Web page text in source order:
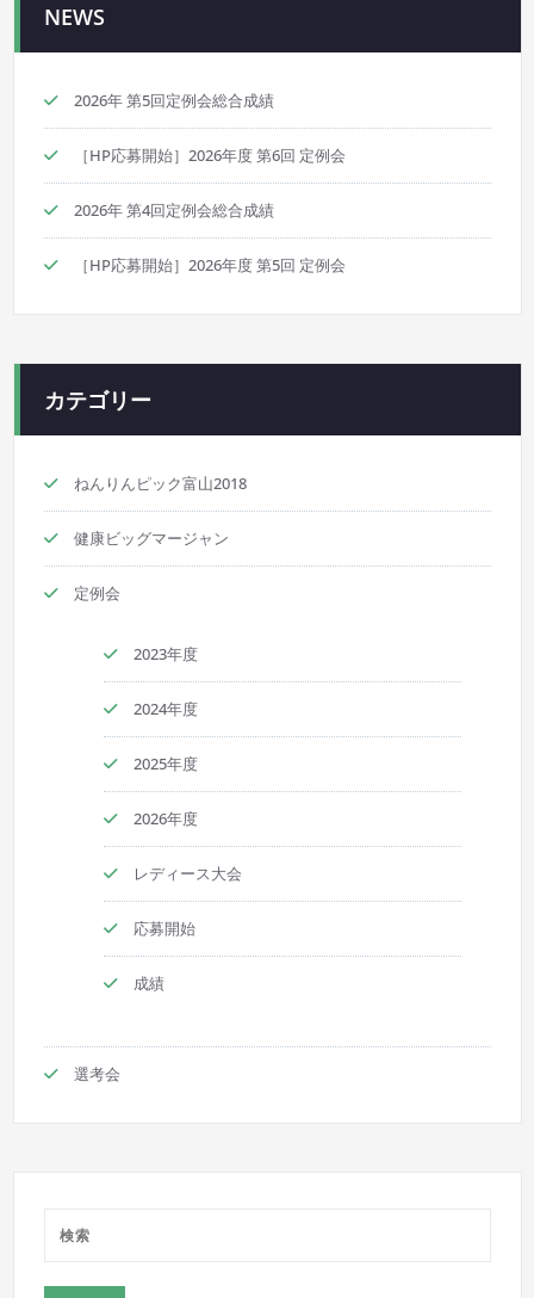
ョ
ン
NEWS
2026年 第5回定例会総合成績
［HP応募開始］2026年度 第6回 定例会
2026年 第4回定例会総合成績
［HP応募開始］2026年度 第5回 定例会
カテゴリー
ねんりんピック富山2018
健康ビッグマージャン
定例会
2023年度
2024年度
2025年度
2026年度
レディース大会
応募開始
成績
選考会